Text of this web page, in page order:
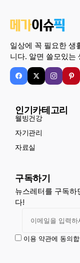
일상에 꼭 필요한 생
니다. 알면 쓸모있는
인기카테고리
웰빙건강
자기관리
자료실
구독하기
뉴스레터를 구독하
다!
이용 약관에 동의